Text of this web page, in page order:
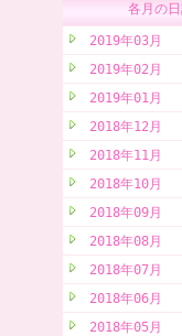
各月の
2019年03月
2019年02月
2019年01月
2018年12月
2018年11月
2018年10月
2018年09月
2018年08月
2018年07月
2018年06月
2018年05月